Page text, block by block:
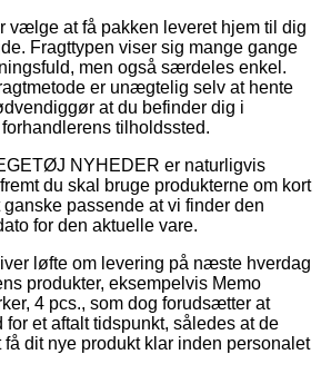
vælge at få pakken leveret hjem til dig
Fragttypen viser sig mange gange
men også særdeles enkel.
er unægtelig selv at hente
at du befinder dig i
tilholdssted.
NYHEDER er naturligvis
du skal bruge produkterne om kort
passende at vi finder den
for den aktuelle vare.
løfte om levering på næste hverdag
produkter, eksempelvis Memo
4 pcs., som dog forudsætter at
et aftalt tidspunkt, således at de
få dit nye produkt klar inden personalet